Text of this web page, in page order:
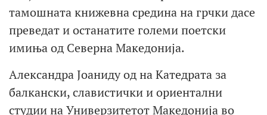
тамошната книжевна средина на грчки дасе
преведат и останатите големи поетски
имиња од Северна Македонија.
Александра Јоаниду од на Катедрата за
балкански, славистички и ориентални
студии на Универзитетот Македонија во